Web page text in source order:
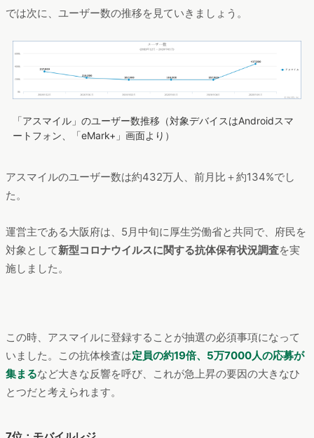
では次に、ユーザー数の推移を見ていきましょう。
「アスマイル」のユーザー数推移（対象デバイスはAndroidスマ
ートフォン、「eMark+」画面より）
アスマイルのユーザー数は約432万人、前月比＋約134%でし
た。
運営主である大阪府は、5月中旬に厚生労働省と共同で、府民を
対象として新型コロナウイルスに関する抗体保有状況調査を実
施しました。